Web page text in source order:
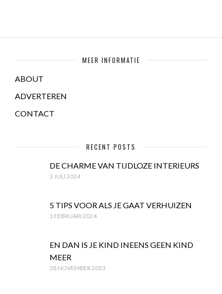
MEER INFORMATIE
ABOUT
ADVERTEREN
CONTACT
RECENT POSTS
DE CHARME VAN TIJDLOZE INTERIEURS
3 JULI 2024
5 TIPS VOOR ALS JE GAAT VERHUIZEN
1 FEBRUARI 2024
EN DAN IS JE KIND INEENS GEEN KIND
MEER
28 NOVEMBER 2023